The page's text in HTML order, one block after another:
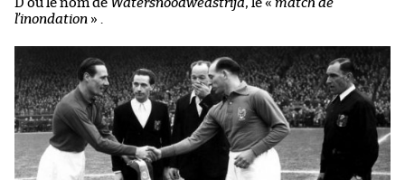
D’où le nom de Watersnoodwedstrijd, le « match de
l’inondation » .